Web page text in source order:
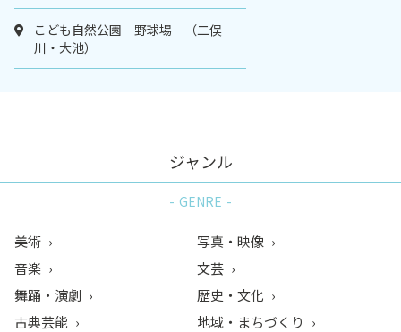
こども自然公園 野球場 （二俣
川・大池）
ジャンル
GENRE
美術
音楽
舞踊・演劇
古典芸能
写真・映像
文芸
歴史・文化
地域・まちづくり